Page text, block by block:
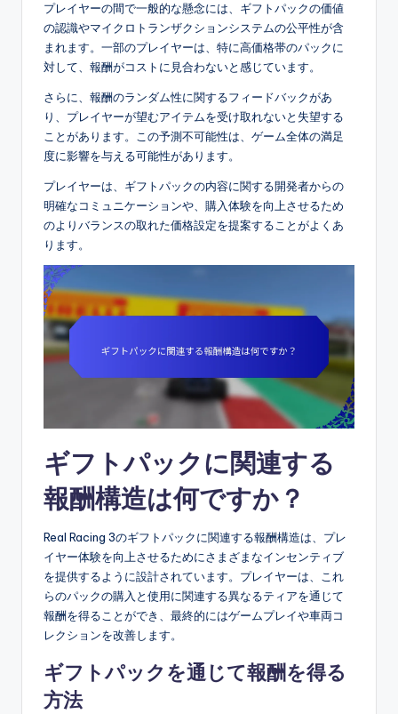
プレイヤーの間で一般的な懸念には、ギフトパックの価値
の認識やマイクロトランザクションシステムの公平性が含
まれます。一部のプレイヤーは、特に高価格帯のパックに
対して、報酬がコストに見合わないと感じています。
さらに、報酬のランダム性に関するフィードバックがあ
り、プレイヤーが望むアイテムを受け取れないと失望する
ことがあります。この予測不可能性は、ゲーム全体の満足
度に影響を与える可能性があります。
プレイヤーは、ギフトパックの内容に関する開発者からの
明確なコミュニケーションや、購入体験を向上させるため
のよりバランスの取れた価格設定を提案することがよくあ
ります。
ギフトパックに関連する
報酬構造は何ですか？
Real Racing 3のギフトパックに関連する報酬構造は、プレ
イヤー体験を向上させるためにさまざまなインセンティブ
を提供するように設計されています。プレイヤーは、これ
らのパックの購入と使用に関連する異なるティアを通じて
報酬を得ることができ、最終的にはゲームプレイや車両コ
レクションを改善します。
ギフトパックを通じて報酬を得る
方法